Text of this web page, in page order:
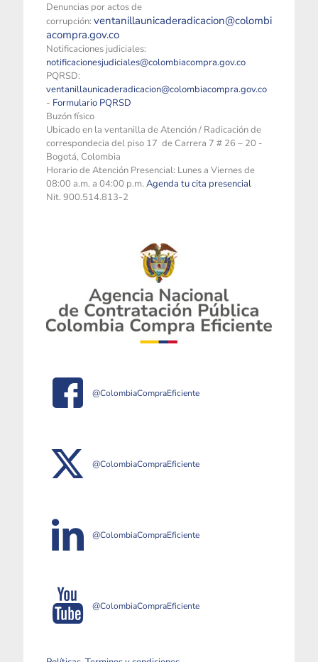
Denuncias por actos de
corrupción: ventanillaunicaderadicacion@colombi
acompra.gov.co
Notificaciones judiciales:
notificacionesjudiciales@colombiacompra.gov.co
PQRSD:
ventanillaunicaderadicacion@colombiacompra.gov.co
- Formulario PQRSD
Buzón físico
Ubicado en la ventanilla de Atención / Radicación de
correspondecia del piso 17 de Carrera 7 # 26 – 20 -
Bogotá, Colombia
Horario de Atención Presencial: Lunes a Viernes de
08:00 a.m. a 04:00 p.m. Agenda tu cita presencial
Nit. 900.514.813-2
@ColombiaCompraEficiente
@ColombiaCompraEficiente
@ColombiaCompraEficiente
@ColombiaCompraEficiente